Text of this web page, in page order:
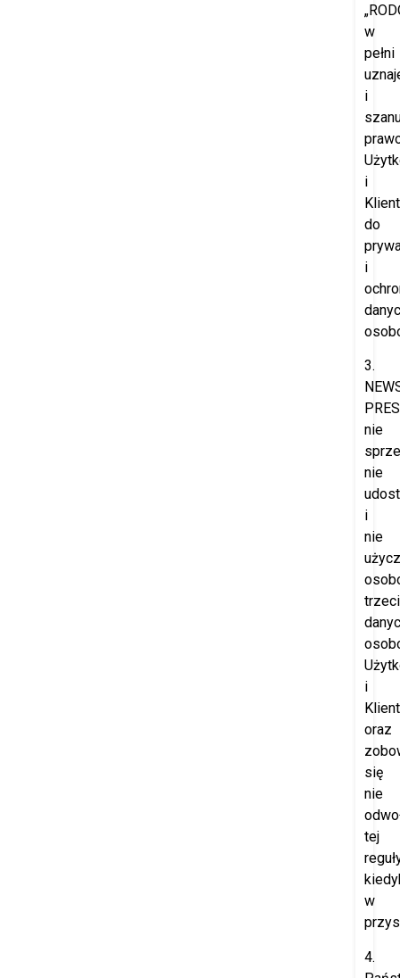
w
pełni
i
i
do
i
3.
nie
nie
i
nie
i
oraz
się
nie
tej
w
4.